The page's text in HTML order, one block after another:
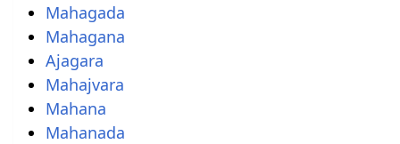
Mahagada
Mahagana
Ajagara
Mahajvara
Mahana
Mahanada